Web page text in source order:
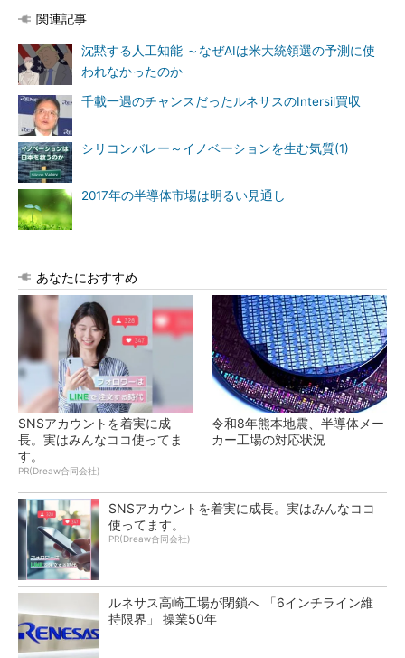
関連記事
沈黙する人工知能 ～なぜAIは米大統領選の予測に使
われなかったのか
千載一遇のチャンスだったルネサスのIntersil買収
シリコンバレー～イノベーションを生む気質(1)
2017年の半導体市場は明るい見通し
あなたにおすすめ
SNSアカウントを着実に成
長。実はみんなココ使ってま
す。
PR(Dreaw合同会社)
令和8年熊本地震、半導体メー
カー工場の対応状況
SNSアカウントを着実に成長。実はみんなココ
使ってます。
PR(Dreaw合同会社)
ルネサス高崎工場が閉鎖へ 「6インチライン維
持限界」 操業50年